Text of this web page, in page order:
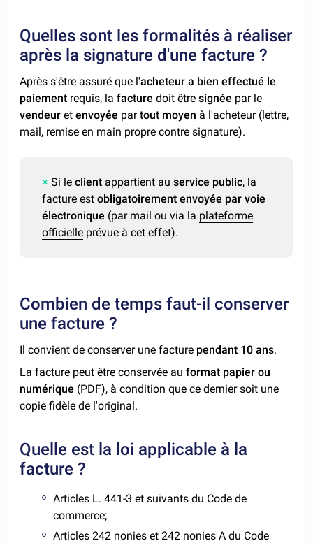
Quelles sont les formalités à réaliser
après la signature d'une facture ?
Après s'être assuré que l'acheteur a bien effectué le
paiement requis, lafacturedoit êtresignée par le
vendeur etenvoyée partout moyen à l'acheteur (lettre,
mail, remise en main propre contre signature).
Si leclient appartient auservice public, la
facture est obligatoirement envoyée par voie
électronique (par mail ou via la plateforme
officielle prévue à cet effet).
Combien de temps faut-il conserver
une facture ?
Il convient de conserver une facture pendant 10 ans.
La facture peut être conservée auformat papier ou
numérique (PDF), à condition que ce dernier soit une
copie fidèle de l'original.
Quelle est la loi applicable à la
facture ?
Articles L. 441-3 et suivants du Code de
commerce;
Articles 242 nonies et 242 nonies A du Code